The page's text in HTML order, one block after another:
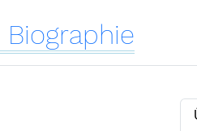
Biographie